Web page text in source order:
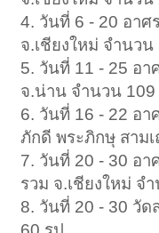
4. วันที่ 6 - 20 อาศ
จ.เชียงใหม่ จำนวน
5. วันที่ 11 - 25 อา
จ.น่าน จำนวน 109
6. วันที่ 16 - 22 อา
ภักดี พระภิกษุ สาม
7. วันที่ 20 - 30 อ
รวม จ.เชียงใหม่ จ
8. วันที่ 20 - 30 วั